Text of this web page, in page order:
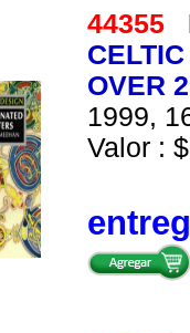
44355
OVER
1999,
Valor :